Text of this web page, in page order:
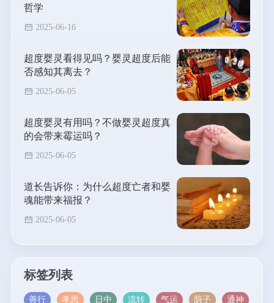
哲学
2025-06-16
超度婴灵看得见吗？婴灵超度后能
否感知其离去？
2025-06-05
超度婴灵有用吗？不做婴灵超度真
的会带来霉运吗？
2025-06-05
道长告诉你：为什么超度亡者和婴
魂能带来福报？
2025-06-05
标签列表
善行 孝思 日中 流转 气运 荫子 通神